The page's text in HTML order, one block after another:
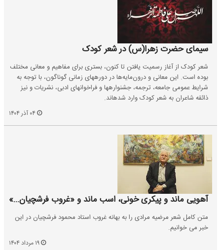
سیمای حضرت زهرا(س) در شعر کودک
شعر کودک از آغاز رسمیت یافتن تا کنون، بستری برای مفاهیم و معانی مختلف
بوده است. این معانی و درون‌مایه‌ها در دوره‎های زمانی گوناگون، با توجه به
شرایط عمومی جامعه، ‌‌‌ترجمه، جشنواره‎ها و فراخوان‎های ادبی، نشریات و نیز
ذائقه شاعران به شعر کودک وارد شده‎اند.
آهویی ماند و پیکری خونی، اسب ماند و «غروب فرشچیان...»
متن کامل شعر مرضیه مرادی را به بهانه غروب استاد محمود فرشچیان در این
خبر می خوانیم.